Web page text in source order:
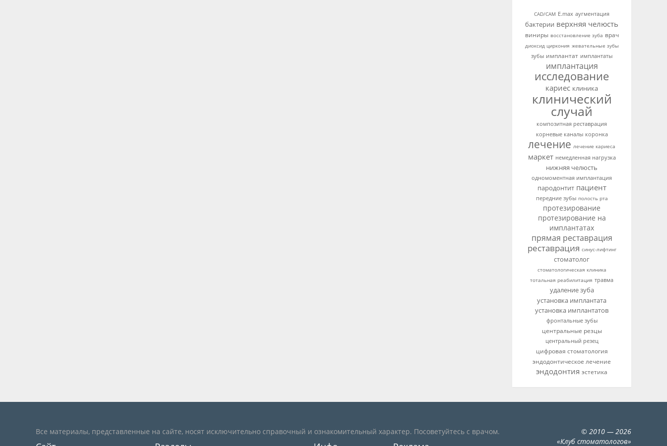
CAD/CAM E.max аугментация
бактерии верхняя челюсть
виниры восстановление зуба врач
диоксид циркония жевательные зубы
зубы имплантат имплантаты
имплантация
исследование
кариес клиника
клинический
случай
композитная реставрация
корневые каналы коронка
лечение лечение кариеса
маркет немедленная нагрузка
нижняя челюсть
одномоментная имплантация
пародонтит пациент
передние зубы полость рта
протезирование
протезирование на
имплантатах
прямая реставрация
реставрация синус-лифтинг
стоматолог
стоматологическая клиника
тотальная реабилитация травма
удаление зуба
установка имплантата
установка имплантатов
фронтальные зубы
центральные резцы
центральный резец
цифровая стоматология
эндодонтическое лечение
эндодонтия эстетика
Все материалы, представленные на сайте, носят исключительно справочный и ознакомительный характер. Посоветуйтесь с врачом. © 2010 — 2026
«Клуб стоматологов»